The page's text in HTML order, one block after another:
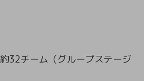
約32チーム（グループステージ